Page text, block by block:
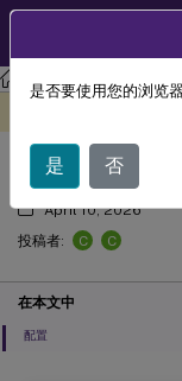
Linux 虚拟投递代理
Linux VDA
April 10, 2026
投稿者:
C C
在本文中
配置
是否要使用您的浏览
是 否